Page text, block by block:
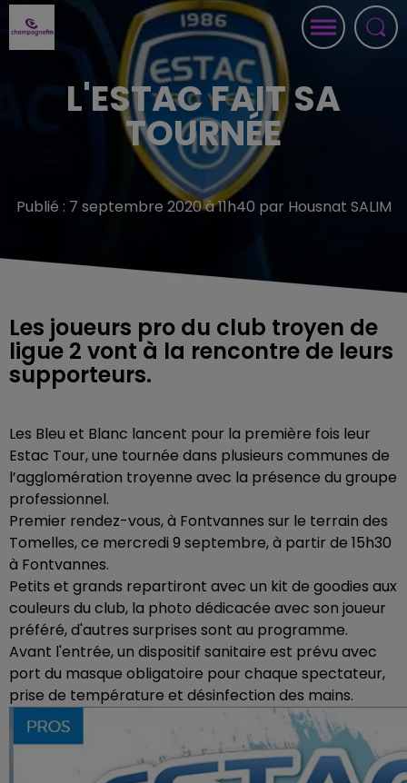
L'ESTAC FAIT SA
TOURNÉE
Publié : 7 septembre 2020 à 11h40 par Housnat SALIM
Les joueurs pro du club troyen de
ligue 2 vont à la rencontre de leurs
supporteurs.
Les Bleu et Blanc lancent pour la première fois leur
Estac Tour, une tournée dans plusieurs communes de
l’agglomération troyenne avec la présence du groupe
professionnel.
Premier rendez-vous, à Fontvannes sur le terrain des
Tomelles, ce mercredi 9 septembre,à partir de 15h30
à Fontvannes.
Petits et grands repartiront avec un kit de goodies aux
couleurs du club, la photo dédicacée avec son joueur
préféré, d'autres surprises sont au programme.
Avant l'entrée, un dispositif sanitaire est prévu avec
port du masque obligatoire pour chaque spectateur,
prise de température et désinfection des mains.